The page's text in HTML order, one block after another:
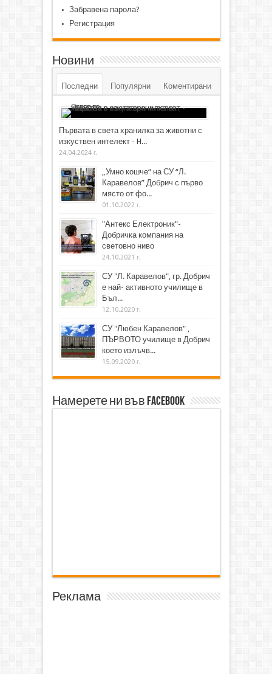
Забравена парола?
Регистрация
Новини
Последни Популярни Коментирани
Първата в света хранилка за животни с
изкуствен интелект - H...
24.04.2024 г.
„Умно кошче“ на СУ “Л.
Каравелов” Добрич с първо
място от фо...
01.10.2022 г.
"Антекс Електроник"-
Добричка компания на
световно ниво
24.10.2021 г.
СУ "Л. Каравелов", гр. Добрич
е най- активното училище в
Бъл...
12.10.2020 г.
СУ "Любен Каравелов" ,
ПЪРВОТО училище в Добрич
което излъчв...
15.09.2020 г.
Намерете ни във Facebook
Реклама